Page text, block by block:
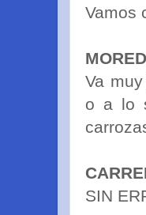
Vamos
Va
o a lo
SIN